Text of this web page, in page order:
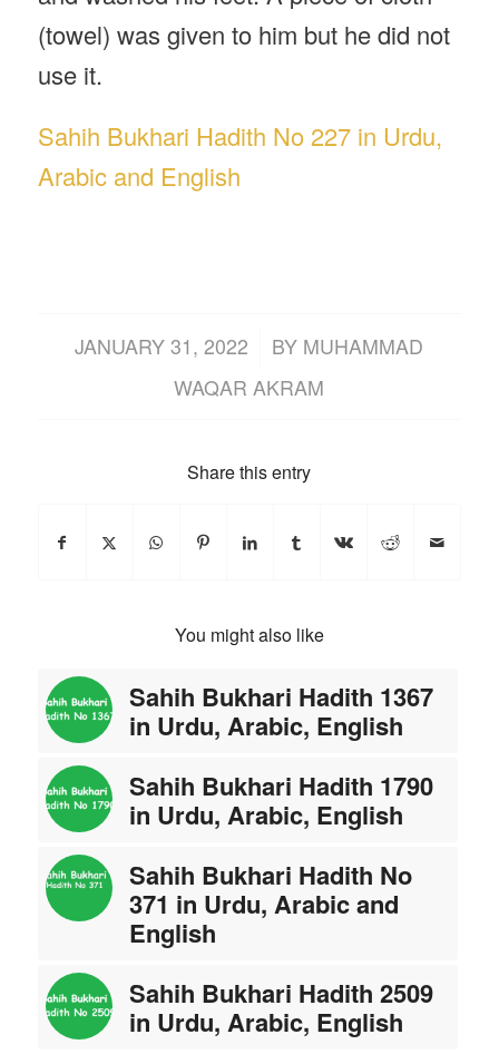
(towel) was given to him but he did not
use it.
Sahih Bukhari Hadith No 227 in Urdu,
Arabic and English
JANUARY 31, 2022
/ BY MUHAMMAD
WAQAR AKRAM
Share this entry
You might also like
Sahih Bukhari Hadith 1367
in Urdu, Arabic, English
Sahih Bukhari Hadith 1790
in Urdu, Arabic, English
Sahih Bukhari Hadith No
371 in Urdu, Arabic and
English
Sahih Bukhari Hadith 2509
in Urdu, Arabic, English